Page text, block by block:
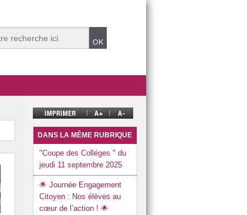
DANS LA MÊME RUBRIQUE
"Coupe des Colléges " du
jeudi 11 septembre 2025
🌟 Journée Engagement
Citoyen : Nos élèves au
cœur de l’action ! 🌟